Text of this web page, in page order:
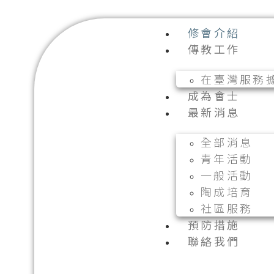
修會介紹
傳教工作
在臺灣服務
成為會士
最新消息
全部消息
青年活動
一般活動
陶成培育
社區服務
預防措施
聯絡我們